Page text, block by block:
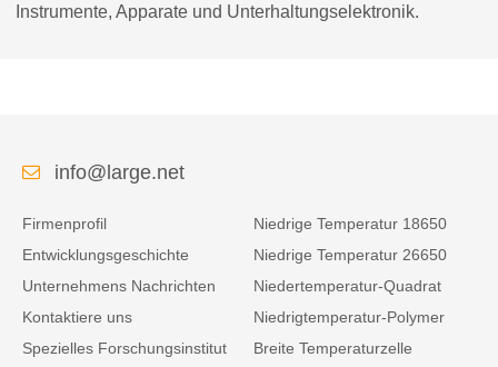
Instrumente, Apparate und Unterhaltungselektronik.
info@large.net
Firmenprofil
Entwicklungsgeschichte
Unternehmens Nachrichten
Kontaktiere uns
Spezielles Forschungsinstitut
Niedrige Temperatur 18650
Niedrige Temperatur 26650
Niedertemperatur-Quadrat
Niedrigtemperatur-Polymer
Breite Temperaturzelle